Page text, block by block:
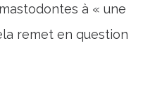
à « une
remet en question